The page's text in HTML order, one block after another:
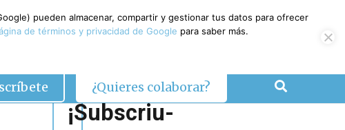
¿Quieres colaborar?
¡Subscriu-
pueden almacenar, compartir y gestionar tus datos para ofrecer
de términos y privacidad de Google para saber más.